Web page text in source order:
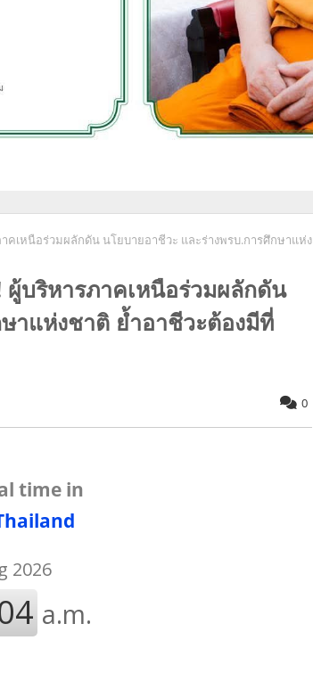
เหนือร่วมผลักดัน นโยบายอาชีวะ และร่างพรบ.การศึกษาแห่ง
บริหารภาคเหนือร่วมผลักดัน
าแห่งชาติ ย้ำอาชีวะต้องมีที่
0
time in